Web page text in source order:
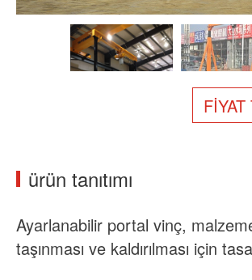
Hakkımızda
ürün tanıtımı
Ayarlanabilir portal vinç,
taşınması ve kaldırılması için